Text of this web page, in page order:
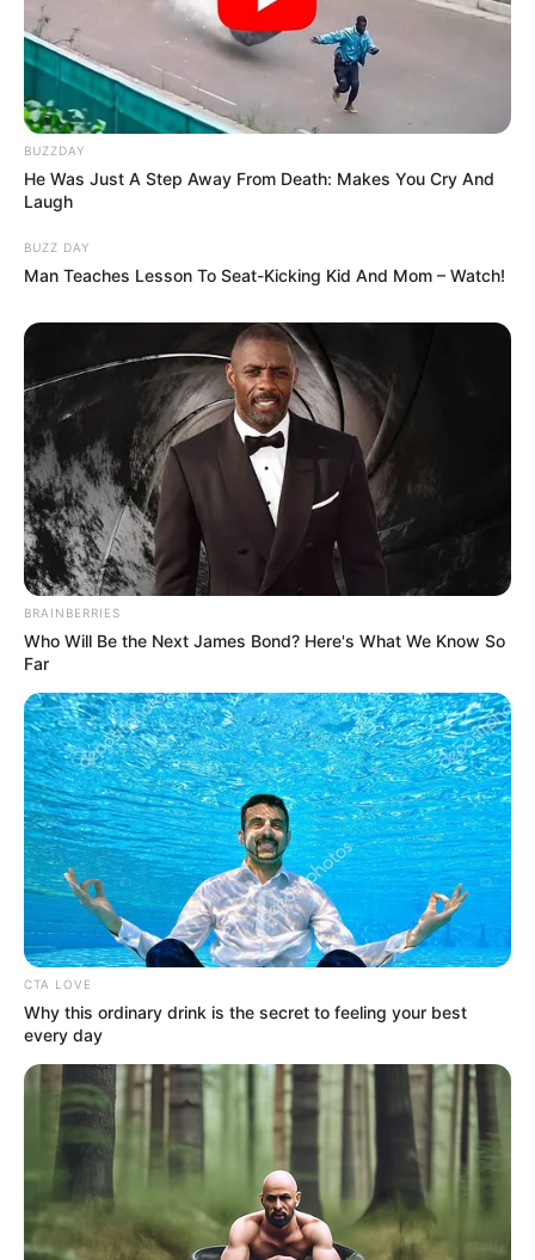
BUZZDAY
He Was Just A Step Away From Death: Makes You Cry And
Laugh
BUZZ DAY
Man Teaches Lesson To Seat-Kicking Kid And Mom – Watch!
BRAINBERRIES
Who Will Be the Next James Bond? Here's What We Know So
Far
CTA LOVE
Why this ordinary drink is the secret to feeling your best
every day